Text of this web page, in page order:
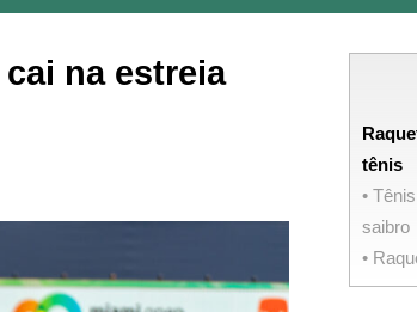
na estreia
tênis
•
saibro
•